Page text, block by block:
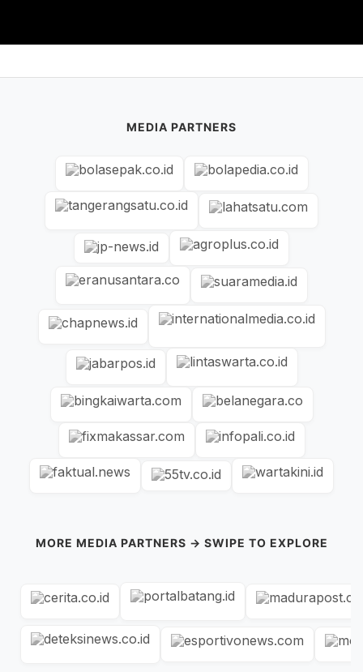
MEDIA PARTNERS
MORE MEDIA PARTNERS → SWIPE TO EXPLORE